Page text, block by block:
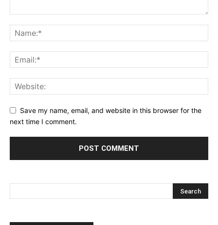
Save my name, email, and website in this browser for the
next time I comment.